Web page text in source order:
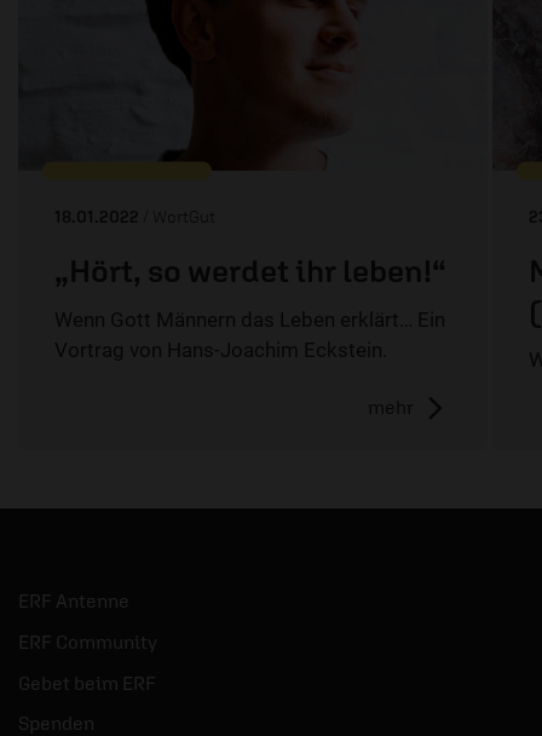
18.01.2022 / WortGut
„Hört, so werdet ihr leben!“
Wenn Gott Männern das Leben erklärt… Ein
Vortrag von Hans-Joachim Eckstein.
mehr
ERF Antenne
ERF Community
Gebet beim ERF
Spenden